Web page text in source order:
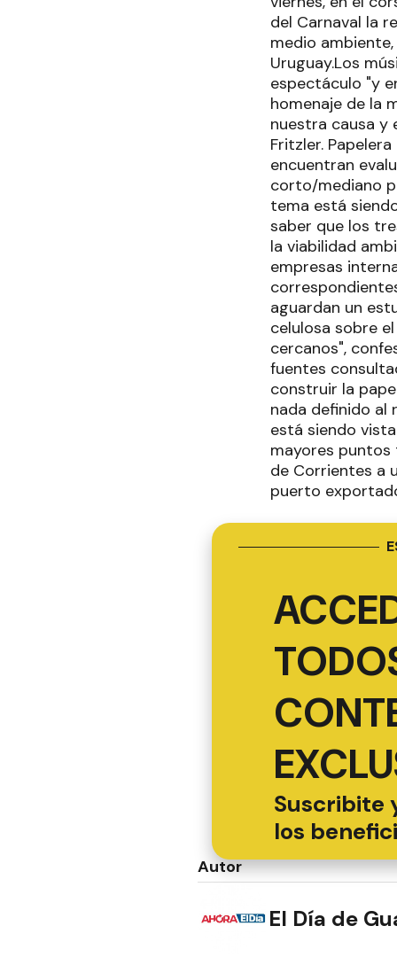
del Carnaval la
medio
Uruguay.Los
espectáculo "y
homenaje de la
nuestra causa y
Fritzler.
encuentran
corto/mediano
tema está
saber que los
la viabilidad
empresas
aguardan un
celulosa sobre
cercanos",
fuentes
construir la
nada definido al
está siendo
mayores puntos
de Corrientes a
puerto
Suscribite
los
Autor
El Día de